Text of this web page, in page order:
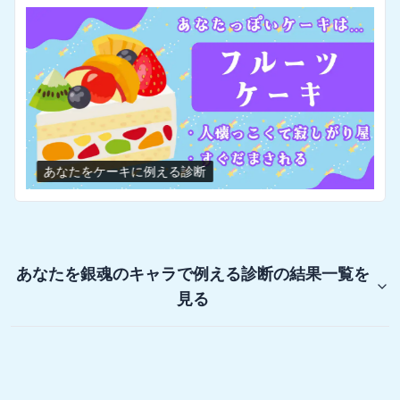
あなたをケーキに例える診断
あなたを銀魂のキャラで例える診断の結果一覧を
見る